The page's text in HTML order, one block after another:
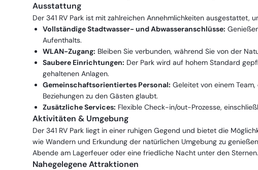
Ausstattung
Der 341 RV Park ist mit zahlreichen Annehmlichkeiten ausgestattet,
Vollständige Stadtwasser- und Abwasseranschlüsse:
Aufenthalts.
WLAN-Zugang: Bleiben Sie verbunden, während Sie von der
Saubere Einrichtungen: Der Park wird auf hohem Standard
gehaltenen Anlagen.
Gemeinschaftsorientiertes Personal: Geleitet von einem
Beziehungen zu den Gästen glaubt.
Zusätzliche Services: Flexible Check-in/out-Prozesse,
Aktivitäten & Umgebung
Der 341 RV Park liegt in einer ruhigen Gegend und bietet die
wie Wandern und Erkundung der natürlichen Umgebung zu
Abende am Lagerfeuer oder eine friedliche Nacht unter den Sternen.
Nahegelegene Attraktionen